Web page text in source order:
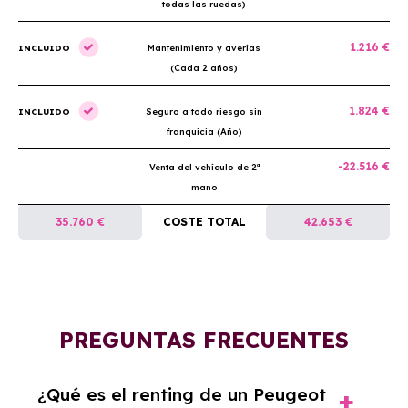
todas las ruedas)
INCLUIDO
Mantenimiento y averías
(Cada 2 años)
1.216 €
INCLUIDO
Seguro a todo riesgo sin
franquicia (Año)
1.824 €
Venta del vehículo de 2ª
mano
-22.516 €
35.760 € COSTE TOTAL 42.653 €
PREGUNTAS FRECUENTES
¿Qué es el renting de un Peugeot